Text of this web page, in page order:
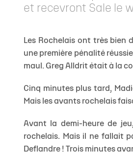
et recevront Sale le
Les Rochelais ont très bien
une première pénalité
maul. Greg Alldrit était à la
Cinq minutes plus tard,
Mais les avants rochelais
Avant la demi-heure de
rochelais. Mais il ne fallait
Deflandre ! Trois minutes